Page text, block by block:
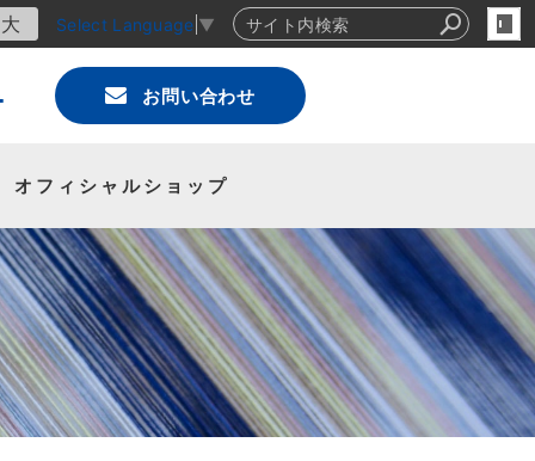
Select Language ▼
大
お問い合わせ
オフィシャルショップ